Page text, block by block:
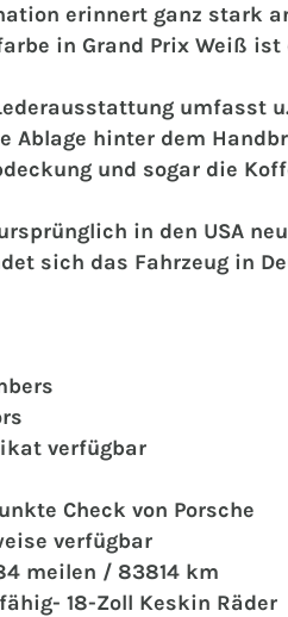
erinnert ganz stark
in Grand Prix Weiß
umfasst
Ablage hinter dem
und sogar die
in den USA
sich das Fahrzeug in
verfügbar
Check von Porsche
verfügbar
meilen / 83814 km
- 18-Zoll Keskin Räder